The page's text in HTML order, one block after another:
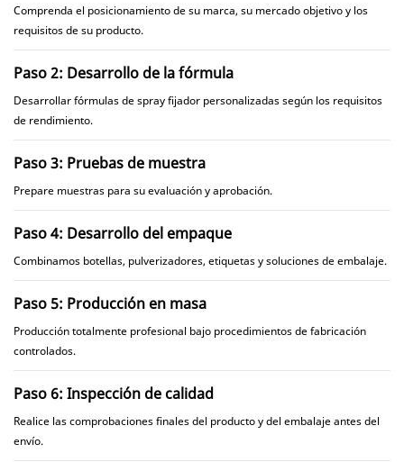
Comprenda el posicionamiento de su marca, su mercado objetivo y los
requisitos de su producto.
Paso 2: Desarrollo de la fórmula
Desarrollar fórmulas de spray fijador personalizadas según los requisitos
de rendimiento.
Paso 3: Pruebas de muestra
Prepare muestras para su evaluación y aprobación.
Paso 4: Desarrollo del empaque
Combinamos botellas, pulverizadores, etiquetas y soluciones de embalaje.
Paso 5: Producción en masa
Producción totalmente profesional bajo procedimientos de fabricación
controlados.
Paso 6: Inspección de calidad
Realice las comprobaciones finales del producto y del embalaje antes del
envío.